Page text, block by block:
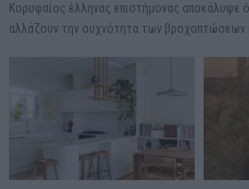
Κορυφαίος έλληνας επιστήμονας αποκάλυψε
αλλάζουν την συχνότητα των βροχοπτώσεων